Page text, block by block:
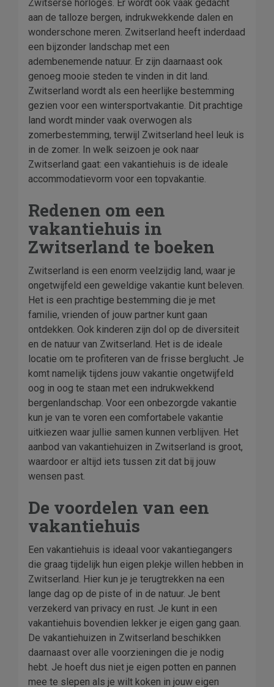
Zwitserse horloges. Er wordt ook vaak gedacht
aan de talloze bergen, indrukwekkende dalen en
wonderschone meren. Zwitserland heeft inderdaad
een bijzonder landschap met een
adembenemende natuur. Er zijn daarnaast ook
genoeg mooie steden te vinden in dit land.
Zwitserland wordt als een heerlijke bestemming
gezien voor een wintersportvakantie. Dit prachtige
land wordt minder vaak overwogen als
zomerbestemming, terwijl Zwitserland heel leuk is
in de zomer. In welk seizoen je ook naar
Zwitserland gaat: een vakantiehuis is de ideale
accommodatievorm voor een topvakantie.
Redenen om een
vakantiehuis in
Zwitserland te boeken
Zwitserland is een enorm veelzijdig land, waar je
ongetwijfeld een geweldige vakantie kunt beleven.
Het is een prachtige bestemming die je met
familie, vrienden of jouw partner kunt gaan
ontdekken. Ook kinderen zijn dol op de diversiteit
en de natuur van Zwitserland. Het is de ideale
locatie om te profiteren van de frisse berglucht. Je
komt namelijk tijdens jouw vakantie ongetwijfeld
oog in oog te staan met een indrukwekkend
bergenlandschap. Voor een onbezorgde vakantie
kun je van te voren een comfortabele vakantie
uitkiezen waar jullie samen kunnen verblijven. Het
aanbod van vakantiehuizen in Zwitserland is groot,
waardoor er altijd iets tussen zit dat bij jouw
wensen past.
De voordelen van een
vakantiehuis
Een vakantiehuis is ideaal voor vakantiegangers
die graag tijdelijk hun eigen plekje willen hebben in
Zwitserland. Hier kun je je terugtrekken na een
lange dag op de piste of in de natuur. Je bent
verzekerd van privacy en rust. Je kunt in een
vakantiehuis bovendien lekker je eigen gang gaan.
De vakantiehuizen in Zwitserland beschikken
daarnaast over alle voorzieningen die je nodig
hebt. Je hoeft dus niet je eigen potten en pannen
mee te slepen als je wilt koken in jouw eigen